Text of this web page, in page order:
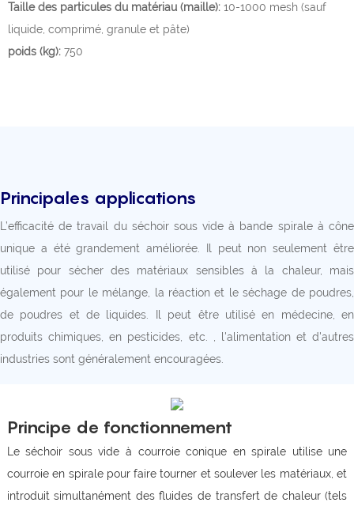
Taille des particules du matériau (maille): 10-1000 mesh (sauf
liquide, comprimé, granule et pâte)
poids (kg): 750
Principales applications
L’efficacité de travail du séchoir sous vide à bande spirale à cône
unique a été grandement améliorée. Il peut non seulement être
utilisé pour sécher des matériaux sensibles à la chaleur, mais
également pour le mélange, la réaction et le séchage de poudres,
de poudres et de liquides. Il peut être utilisé en médecine, en
produits chimiques, en pesticides, etc. , l'alimentation et d'autres
industries sont généralement encouragées.
Principe de fonctionnement
Le séchoir sous vide à courroie conique en spirale utilise une
courroie en spirale pour faire tourner et soulever les matériaux, et
introduit simultanément des fluides de transfert de chaleur (tels